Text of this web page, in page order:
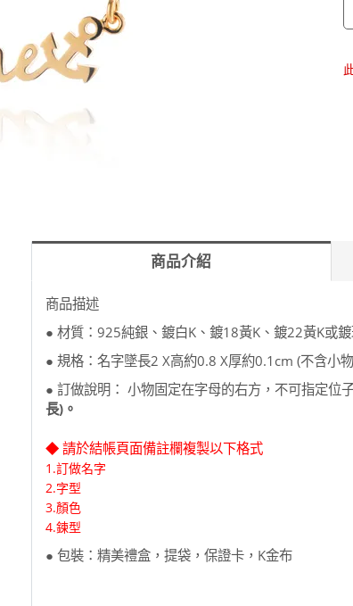
商品介紹
商品描述
● 材質：925純銀、鍍白K、鍍18黃K、鍍22黃K或
● 規格：名字墜長2 X高約0.8 X厚約0.1cm (不含小
● 訂做說明： 小物固定在字母的右方，不可指定位
長)。
◆ 請於結帳頁面備註欄複製以下格式
1.訂做名字
2.字型
3.顏色
​4.鍊型
● 包裝：精美禮盒，提袋，保證卡，K金布